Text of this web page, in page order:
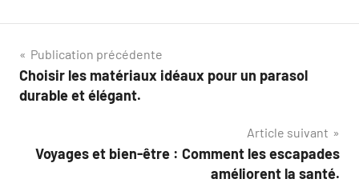
Navigation
de
Publication précédente
Choisir les matériaux idéaux pour un parasol
durable et élégant.
Article suivant
Voyages et bien-être : Comment les escapades
améliorent la santé.